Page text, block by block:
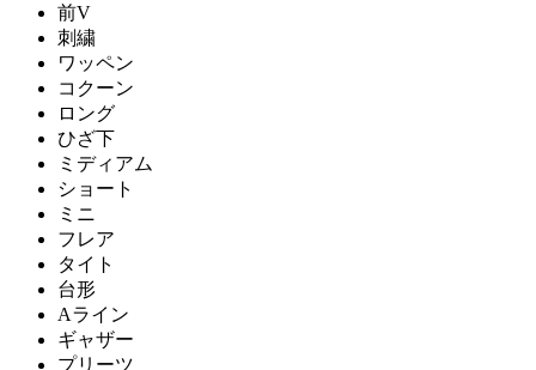
前V
刺繍
ワッペン
コクーン
ロング
ひざ下
ミディアム
ショート
ミニ
フレア
タイト
台形
Aライン
ギャザー
プリーツ